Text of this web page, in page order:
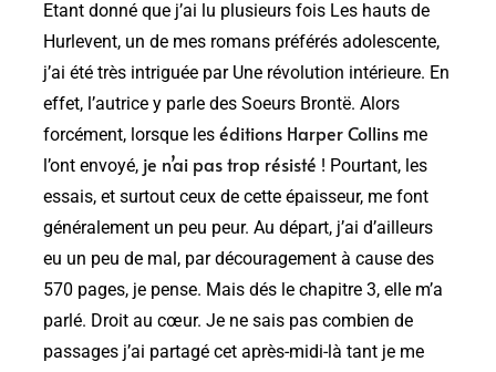
Etant donné que j’ai lu plusieurs fois Les hauts de
Hurlevent, un de mes romans préférés adolescente,
j’ai été très intriguée par Une révolution intérieure. En
effet, l’autrice y parle des Soeurs Brontë. Alors
forcément, lorsque les éditions Harper Collins me
l’ont envoyé, je n’ai pas trop résisté ! Pourtant, les
essais, et surtout ceux de cette épaisseur, me font
généralement un peu peur. Au départ, j’ai d’ailleurs
eu un peu de mal, par découragement à cause des
570 pages, je pense. Mais dés le chapitre 3, elle m’a
parlé. Droit au cœur. Je ne sais pas combien de
passages j’ai partagé cet après-midi-là tant je me